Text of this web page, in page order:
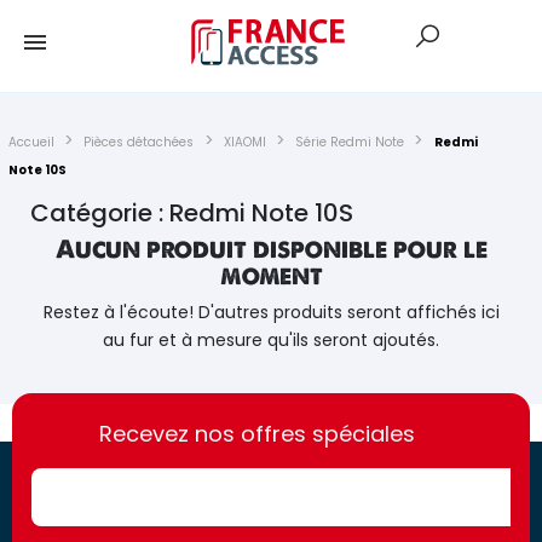
Accueil Pièces détachées XIAOMI Série Redmi Note
Redmi
Note 10S
Catégorie : Redmi Note 10S
Aucun produit disponible pour le
moment
Restez à l'écoute! D'autres produits seront affichés ici
au fur et à mesure qu'ils seront ajoutés.
https://france-
access.fr
https://france-
access.fr
Recevez nos offres spéciales